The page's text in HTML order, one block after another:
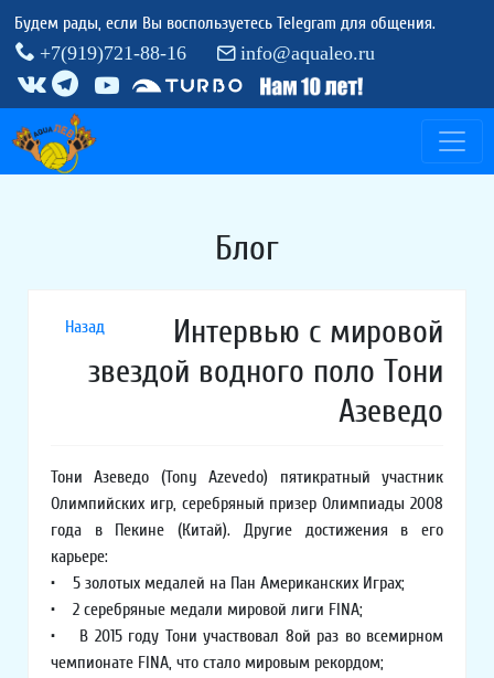
Будем рады, если Вы воспользуетесь Telegram для общения.
+7(919)721-88-16
info@aqualeo.ru
Блог
Назад
Интервью с мировой
звездой водного поло Тони
Азеведо
Тони Азеведо (Tony Azevedo) пятикратный участник
Олимпийских игр, серебряный призер Олимпиады 2008
года в Пекине (Китай). Другие достижения в его
карьере:
• 5 золотых медалей на Пан Американских Играх;
• 2 серебряные медали мировой лиги FINA;
• В 2015 году Тони участвовал 8ой раз во всемирном
чемпионате FINA, что стало мировым рекордом;